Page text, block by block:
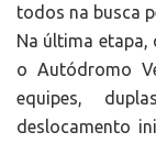
todos na busca
Na última etapa,
o Autódromo
equipes,
deslocamento